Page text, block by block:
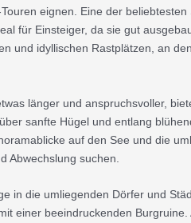
eignen. Eine der
für Einsteiger, da sie gut
und idyllischen Rastplätzen, an
länger und anspruchsvoller,
sanfte Hügel und entlang
auf den See und die
Abwechslung suchen.
in die umliegenden Dörfer und
einer beeindruckenden Burgruine.